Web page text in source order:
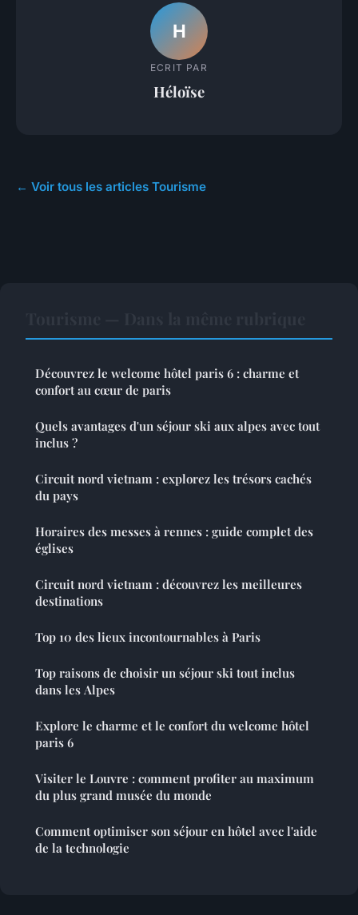
H
ECRIT PAR
Héloïse
← Voir tous les articles Tourisme
Découvrez le welcome hôtel paris 6 : charme et
confort au cœur de paris
Quels avantages d'un séjour ski aux alpes avec tout
inclus ?
Circuit nord vietnam : explorez les trésors cachés
du pays
Horaires des messes à rennes : guide complet des
églises
Circuit nord vietnam : découvrez les meilleures
destinations
Top 10 des lieux incontournables à Paris
Top raisons de choisir un séjour ski tout inclus
dans les Alpes
Explore le charme et le confort du welcome hôtel
paris 6
Visiter le Louvre : comment profiter au maximum
du plus grand musée du monde
Comment optimiser son séjour en hôtel avec l'aide
de la technologie